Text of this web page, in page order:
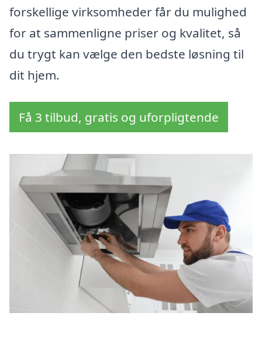
forskellige virksomheder får du mulighed
for at sammenligne priser og kvalitet, så
du trygt kan vælge den bedste løsning til
dit hjem.
Få 3 tilbud, gratis og uforpligtende